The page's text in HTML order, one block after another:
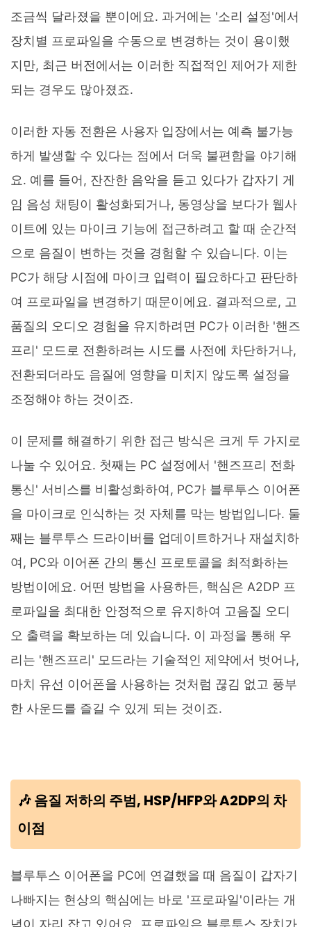
조금씩 달라졌을 뿐이에요. 과거에는 '소리 설정'에서
장치별 프로파일을 수동으로 변경하는 것이 용이했
지만, 최근 버전에서는 이러한 직접적인 제어가 제한
되는 경우도 많아졌죠.
이러한 자동 전환은 사용자 입장에서는 예측 불가능
하게 발생할 수 있다는 점에서 더욱 불편함을 야기해
요. 예를 들어, 잔잔한 음악을 듣고 있다가 갑자기 게
임 음성 채팅이 활성화되거나, 동영상을 보다가 웹사
이트에 있는 마이크 기능에 접근하려고 할 때 순간적
으로 음질이 변하는 것을 경험할 수 있습니다. 이는
PC가 해당 시점에 마이크 입력이 필요하다고 판단하
여 프로파일을 변경하기 때문이에요. 결과적으로, 고
품질의 오디오 경험을 유지하려면 PC가 이러한 '핸즈
프리' 모드로 전환하려는 시도를 사전에 차단하거나,
전환되더라도 음질에 영향을 미치지 않도록 설정을
조정해야 하는 것이죠.
이 문제를 해결하기 위한 접근 방식은 크게 두 가지로
나눌 수 있어요. 첫째는 PC 설정에서 '핸즈프리 전화
통신' 서비스를 비활성화하여, PC가 블루투스 이어폰
을 마이크로 인식하는 것 자체를 막는 방법입니다. 둘
째는 블루투스 드라이버를 업데이트하거나 재설치하
여, PC와 이어폰 간의 통신 프로토콜을 최적화하는
방법이에요. 어떤 방법을 사용하든, 핵심은 A2DP 프
로파일을 최대한 안정적으로 유지하여 고음질 오디
오 출력을 확보하는 데 있습니다. 이 과정을 통해 우
리는 '핸즈프리' 모드라는 기술적인 제약에서 벗어나,
마치 유선 이어폰을 사용하는 것처럼 끊김 없고 풍부
한 사운드를 즐길 수 있게 되는 것이죠.
🎶 음질 저하의 주범, HSP/HFP와 A2DP의 차
이점
블루투스 이어폰을 PC에 연결했을 때 음질이 갑자기
나빠지는 현상의 핵심에는 바로 '프로파일'이라는 개
념이 자리 잡고 있어요. 프로파일은 블루투스 장치가